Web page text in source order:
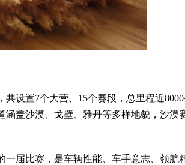
设置7个大营、15个赛段，总里程近
涵盖沙漠、戈壁、雅丹等多样地貌，沙漠
一届比赛，是车辆性能、车手意志、领航